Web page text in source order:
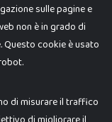
sulle pagine e
non è in grado di
cookie è usato
di misurare il traffico